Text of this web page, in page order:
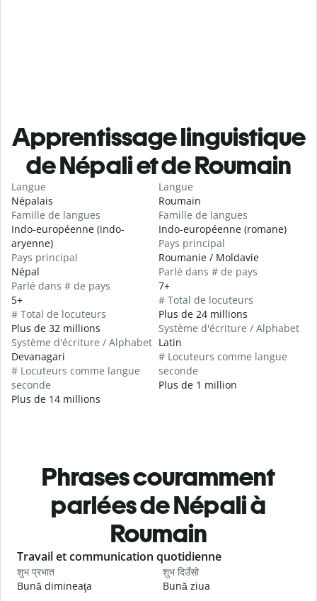
Apprentissage linguistique
de Népali et de Roumain
Langue
Népalais
Famille de langues
Indo-européenne (indo-
aryenne)
Pays principal
Népal
Parlé dans # de pays
5+
# Total de locuteurs
Plus de 32 millions
Système d'écriture / Alphabet
Devanagari
# Locuteurs comme langue
seconde
Plus de 14 millions
Langue
Roumain
Famille de langues
Indo-européenne (romane)
Pays principal
Roumanie / Moldavie
Parlé dans # de pays
7+
# Total de locuteurs
Plus de 24 millions
Système d'écriture / Alphabet
Latin
# Locuteurs comme langue
seconde
Plus de 1 million
Phrases couramment
parlées de Népali à
Roumain
Slide 1 of 6
Travail et communication quotidienne
शुभ प्रभात
Bună dimineaţa
शुभ दिउँसो
Bună ziua